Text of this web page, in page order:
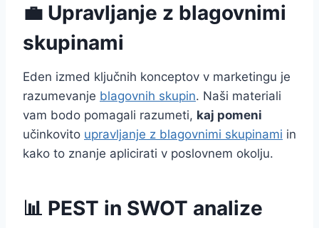
💼 Upravljanje z blagovnimi
skupinami
Eden izmed ključnih konceptov v marketingu je
razumevanje blagovnih skupin. Naši materiali
vam bodo pomagali razumeti, kaj pomeni
učinkovito upravljanje z blagovnimi skupinami in
kako to znanje aplicirati v poslovnem okolju.
📊 PEST in SWOT analize